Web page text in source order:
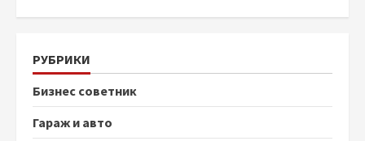
РУБРИКИ
Бизнес советник
Гараж и авто